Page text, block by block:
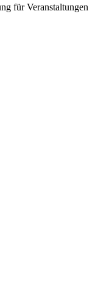
für Veranstaltungen